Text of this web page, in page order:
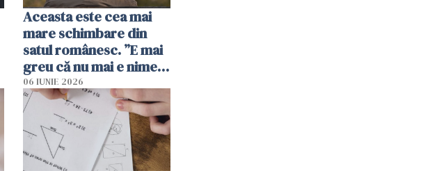
Aceasta este cea mai
mare schimbare din
satul românesc. ”E mai
greu că nu mai e nimeni
pe-aici, prin jur”
06 IUNIE 2026